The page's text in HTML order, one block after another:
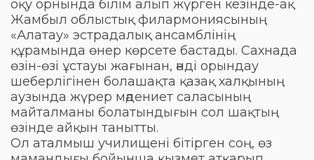
оқу орнында білім алып жүрген кезінде-ақ
Жамбыл облыстық филармониясының
«Алатау» эстрадалық ансамблінің
құрамында өнер көрсете бастады. Сахнада
өзін-өзі ұстауы жағынан, әнді орындау
шеберлігінен болашақта қазақ халқының
аузында жүрер мәдениет саласының
майталманы болатындығын сол шақтың
өзінде айқын танытты.
Ол аталмыш училищені бітірген соң, өз